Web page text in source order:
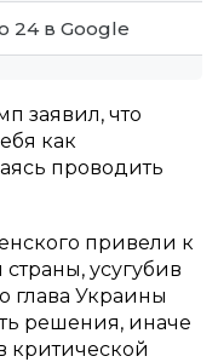
24 в Google
заявил, что
как
проводить
привели к
усугубив
глава Украины
решения, иначе
критической